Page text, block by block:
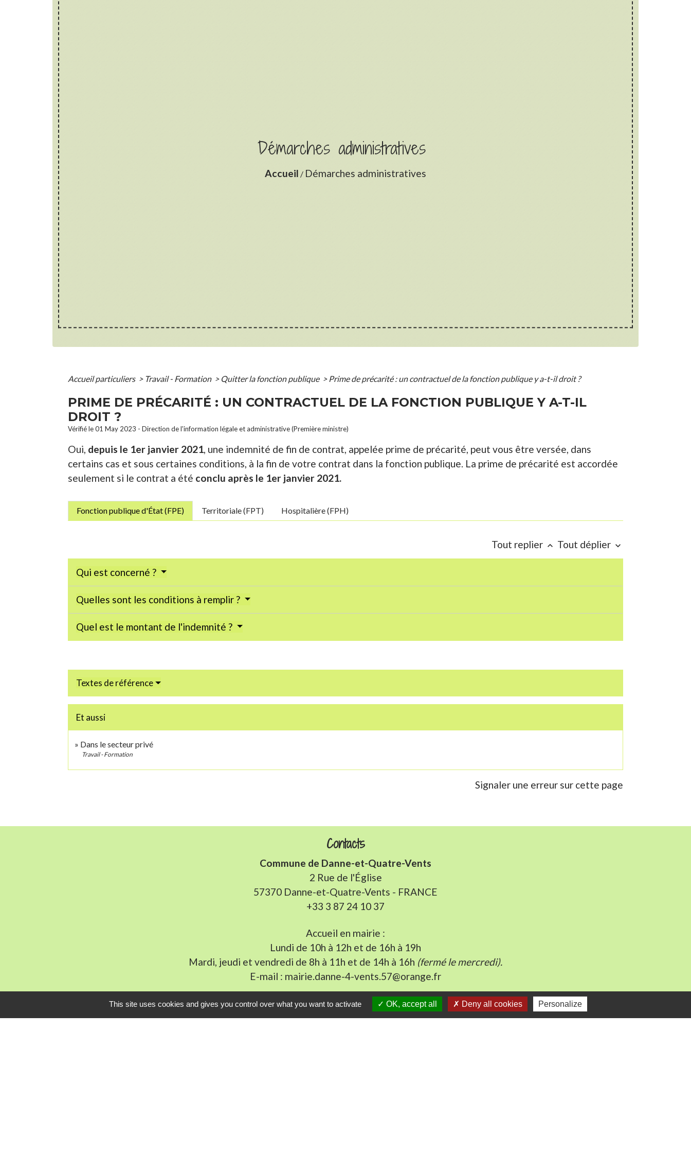
Démarches administratives
Accueil / Démarches administratives
Accueil particuliers > Travail - Formation > Quitter la fonction publique > Prime de précarité : un contractuel de la fonction publique y a-t-il droit ?
PRIME DE PRÉCARITÉ : UN CONTRACTUEL DE LA FONCTION PUBLIQUE Y A-T-IL
DROIT ?
Vérifié le 01 May 2023 - Direction de l'information légale et administrative (Première ministre)
Oui, depuis le 1er janvier 2021, une indemnité de fin de contrat, appelée prime de précarité, peut vous être versée, dans
certains cas et sous certaines conditions, à la fin de votre contrat dans la fonction publique. La prime de précarité est accordée
seulement si le contrat a été conclu après le 1er janvier 2021.
Fonction publique d'État (FPE) Territoriale (FPT) Hospitalière (FPH)
Tout replier keyboard_arrow_up Tout déplier keyboard_arrow_down
Qui est concerné ?
Quelles sont les conditions à remplir ?
Quel est le montant de l'indemnité ?
Textes de référence
Et aussi
Dans le secteur privé
Travail - Formation
Signaler une erreur sur cette page
Contacts
Commune de Danne-et-Quatre-Vents
2 Rue de l'Église
57370 Danne-et-Quatre-Vents - FRANCE
+33 3 87 24 10 37
Accueil en mairie :
Lundi de 10h à 12h et de 16h à 19h
Mardi, jeudi et vendredi de 8h à 11h et de 14h à 16h (fermé le mercredi).
E-mail : mairie.danne-4-vents.57@orange.fr
Liens utiles
This site uses cookies and gives you control over what you want to activate OK, accept all Deny all cookies Personalize